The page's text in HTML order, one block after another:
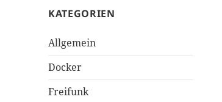
KATEGORIEN
Allgemein
Docker
Freifunk